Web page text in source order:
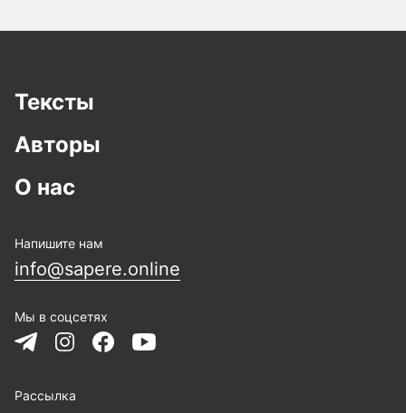
Тексты
Авторы
О нас
Напишите нам
info@sapere.online
Мы в соцсетях
Рассылка